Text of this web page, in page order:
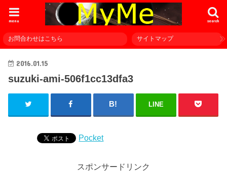
search
menu
お問合わせはこちら サイトマップ
2016.01.15
suzuki-ami-506f1cc13dfa3
LINE
Pocket
スポンサードリンク